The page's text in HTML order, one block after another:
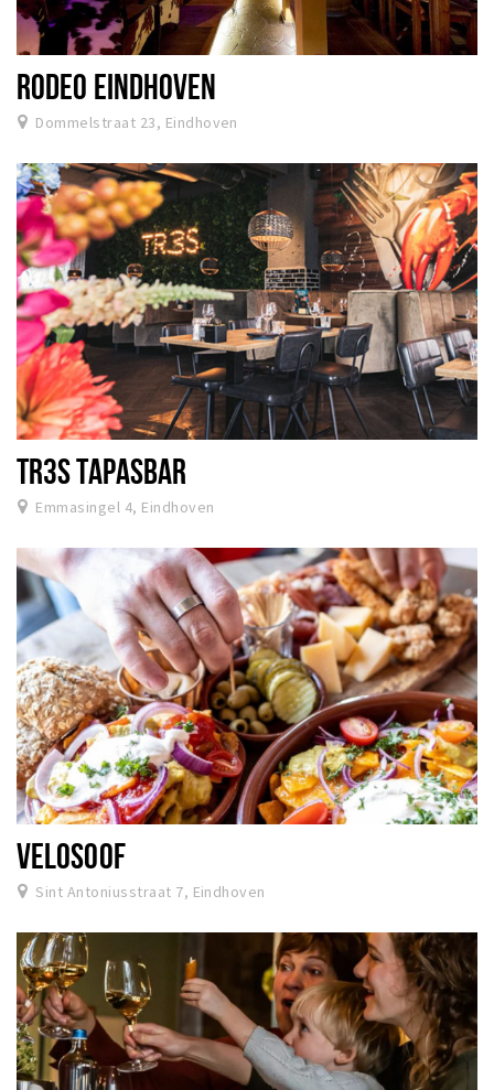
RODEO EINDHOVEN
Dommelstraat 23, Eindhoven
TR3S TAPASBAR
Emmasingel 4, Eindhoven
VELOSOOF
Sint Antoniusstraat 7, Eindhoven